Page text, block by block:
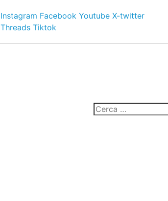
Instagram Facebook Youtube X-twitter
Threads Tiktok